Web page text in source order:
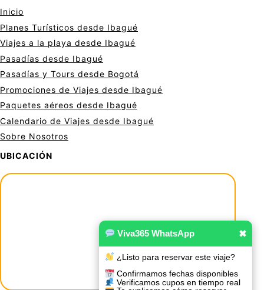
Viva365 WhatsApp ✖
¿Listo para reservar este viaje?
Confirmamos fechas disponibles
Verificamos cupos en tiempo real
Inicio
Planes Turísticos desde Ibagué
Viajes a la playa desde Ibagué
Pasadías desde Ibagué
Pasadías y Tours desde Bogotá
Promociones de Viajes desde Ibagué
Paquetes aéreos desde Ibagué
Calendario de Viajes desde Ibagué
Sobre Nosotros
UBICACIÓN